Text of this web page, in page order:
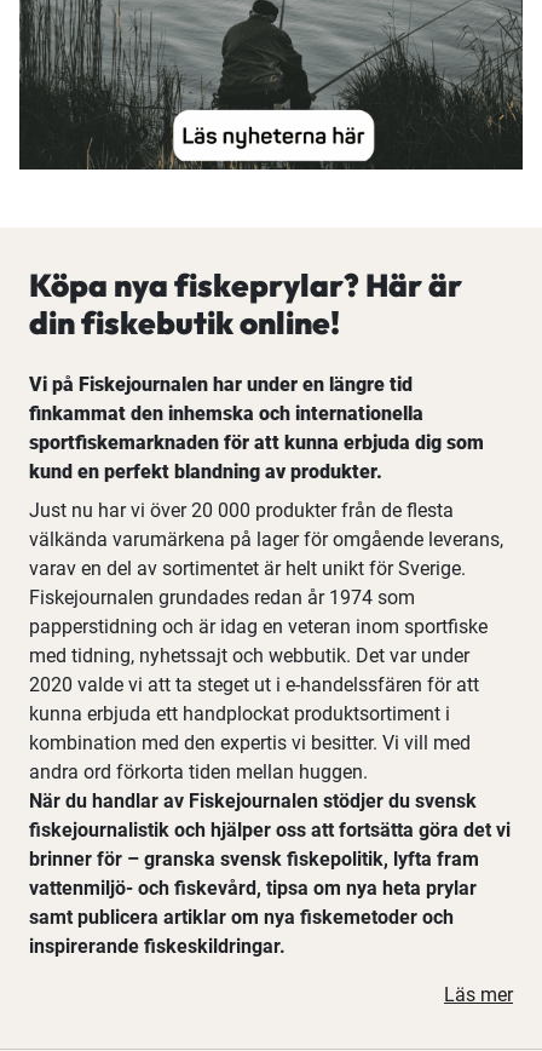
Köpa nya fiskeprylar? Här är
din fiskebutik online!
Vi på Fiskejournalen har under en längre tid
finkammat den inhemska och internationella
sportfiskemarknaden för att kunna erbjuda dig som
kund en perfekt blandning av produkter.
Just nu har vi över 20 000 produkter från de flesta
välkända varumärkena på lager för omgående leverans,
varav en del av sortimentet är helt unikt för Sverige.
Fiskejournalen grundades redan år 1974 som
papperstidning och är idag en veteran inom sportfiske
med tidning, nyhetssajt och webbutik. Det var under
2020 valde vi att ta steget ut i e-handelssfären för att
kunna erbjuda ett handplockat produktsortiment i
kombination med den expertis vi besitter. Vi vill med
andra ord förkorta tiden mellan huggen.
När du handlar av Fiskejournalen stödjer du svensk
fiskejournalistik och hjälper oss att fortsätta göra det vi
brinner för – granska svensk fiskepolitik, lyfta fram
vattenmiljö- och fiskevård, tipsa om nya heta prylar
samt publicera artiklar om nya fiskemetoder och
inspirerande fiskeskildringar.
Läs mer